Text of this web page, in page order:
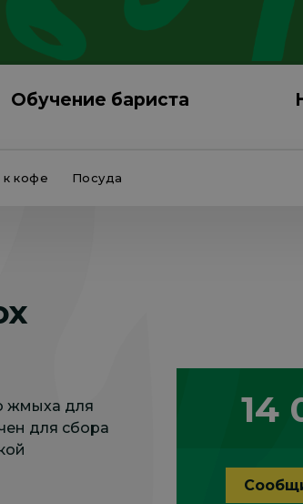
Обучение бариста
кофе Посуда
жмыха для
для сбора
14